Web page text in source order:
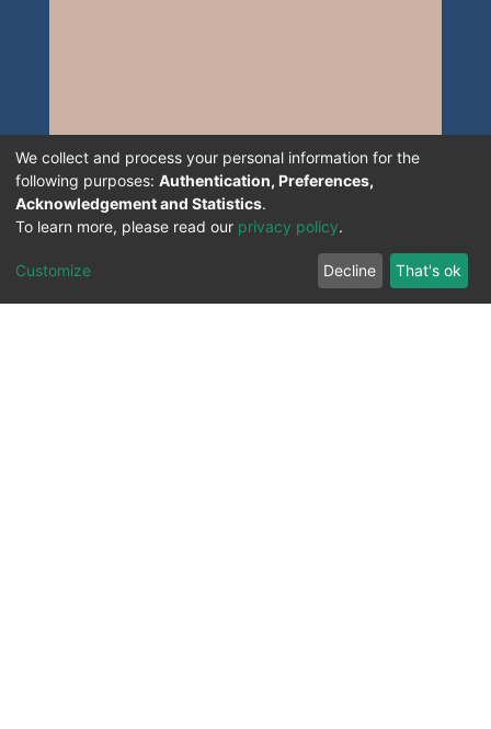
We collect and process your personal information for the
following purposes: Authentication, Preferences,
Acknowledgement and Statistics.
To learn more, please read our privacy policy.
Customize Decline That's ok